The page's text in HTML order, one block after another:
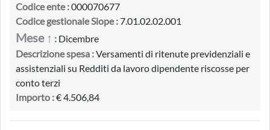
Codice ente :000070677
Codice gestionale Siope :7.01.02.02.001
Mese ↑ : Dicembre
Descrizione spesa :Versamenti di ritenute previdenziali e
assistenziali su Redditi da lavoro dipendente riscosse per
conto terzi
Importo :€ 4.506,84